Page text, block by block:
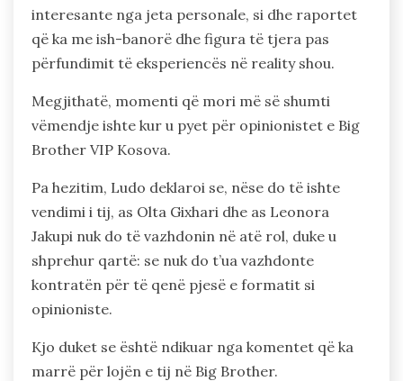
interesante nga jeta personale, si dhe raportet
që ka me ish-banorë dhe figura të tjera pas
përfundimit të eksperiencës në reality shou.
Megjithatë, momenti që mori më së shumti
vëmendje ishte kur u pyet për opinionistet e Big
Brother VIP Kosova.
Pa hezitim, Ludo deklaroi se, nëse do të ishte
vendimi i tij, as Olta Gixhari dhe as Leonora
Jakupi nuk do të vazhdonin në atë rol, duke u
shprehur qartë: se nuk do t’ua vazhdonte
kontratën për të qenë pjesë e formatit si
opinioniste.
Kjo duket se është ndikuar nga komentet që ka
marrë për lojën e tij në Big Brother.